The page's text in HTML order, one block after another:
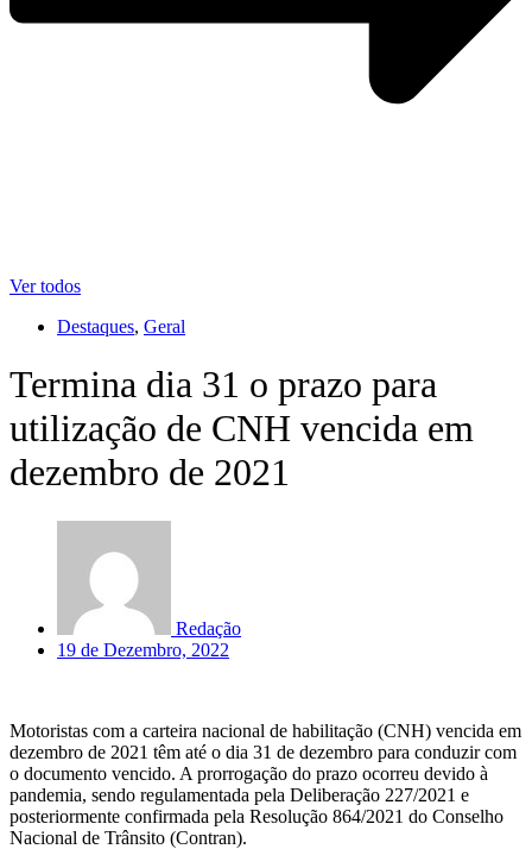
Ver todos
Destaques, Geral
Termina dia 31 o prazo para
utilização de CNH vencida em
dezembro de 2021
Redação
19 de Dezembro, 2022
Motoristas com a carteira nacional de habilitação (CNH) vencida em
dezembro de 2021 têm até o dia 31 de dezembro para conduzir com
o documento vencido. A prorrogação do prazo ocorreu devido à
pandemia, sendo regulamentada pela Deliberação 227/2021 e
posteriormente confirmada pela Resolução 864/2021 do Conselho
Nacional de Trânsito (Contran).